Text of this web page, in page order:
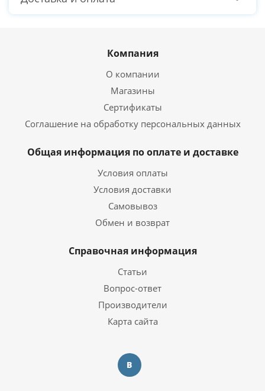
Компания
О компании
Магазины
Сертификаты
Соглашение на обработку персональных данных
Общая информация по оплате и доставке
Условия оплаты
Условия доставки
Самовывоз
Обмен и возврат
Справочная информация
Статьи
Вопрос-ответ
Производители
Карта сайта